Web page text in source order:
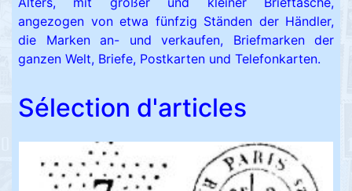
angezogen von etwa fünfzig Ständen der Händler,
die Marken an- und verkaufen, Briefmarken der
ganzen Welt, Briefe, Postkarten und Telefonkarten.
Sélection d'articles